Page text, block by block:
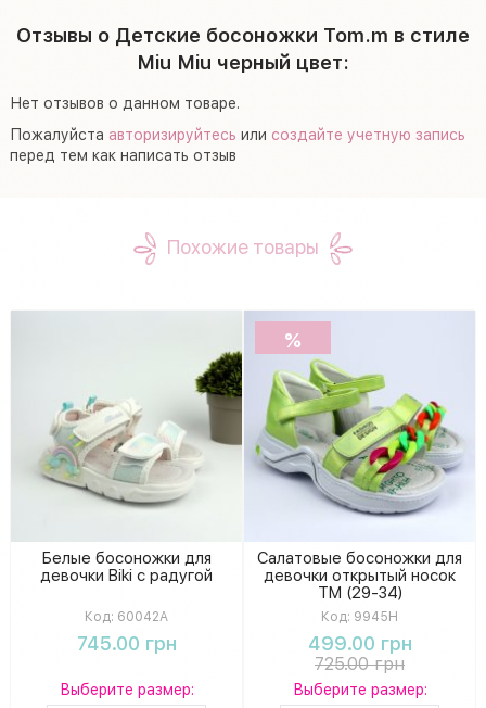
Отзывы о Детские босоножки Tom.m в стиле
Miu Miu черный цвет:
Нет отзывов о данном товаре.
Пожалуйста авторизируйтесь или создайте учетную запись
перед тем как написать отзыв
Похожие товары
Белые босоножки для
девочки Biki с радугой
Код: 60042A
745.00 грн
Выберите размер:
%
Салатовые босоножки для
девочки открытый носок
ТМ (29-34)
Код: 9945H
499.00 грн
725.00 грн
Выберите размер: